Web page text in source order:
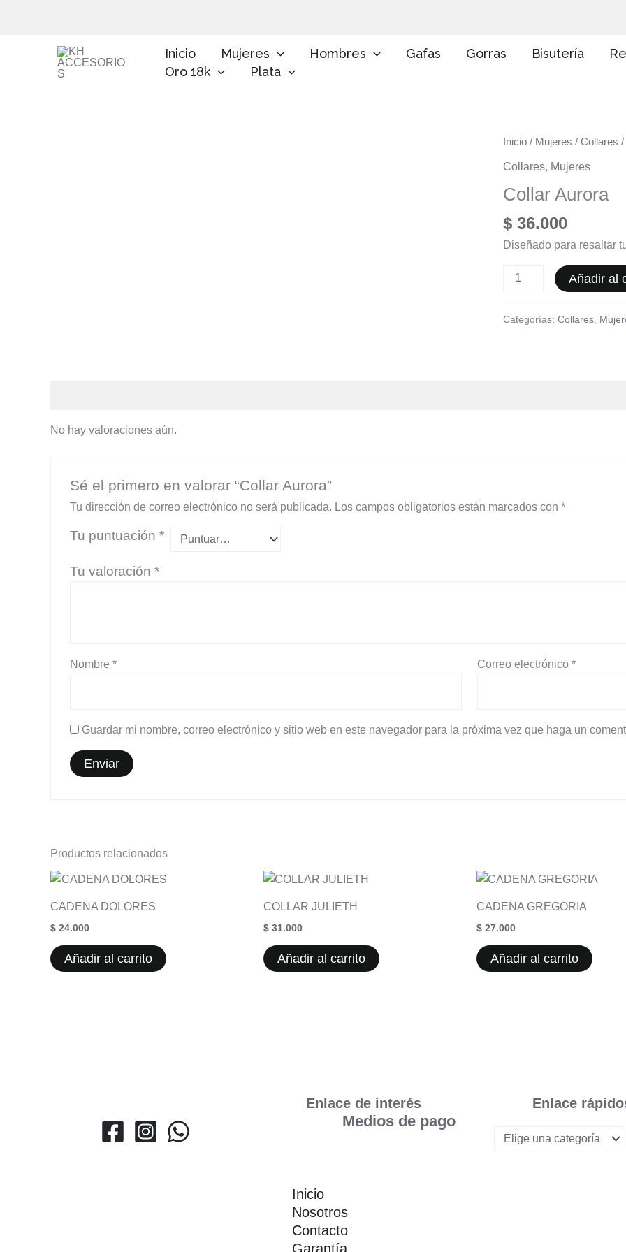
Inicio Mujeres Hombres Gafas Gorras Bisutería
Oro 18k
Plata
Inicio / Mujeres / Collares /
Collares, Mujeres
Collar Aurora
$ 36.000
Diseñado para resaltar
Collar
Añadir al
Categorías: Collares
No hay valoraciones aún.
Sé el primero en valorar “Collar Aurora”
Tu dirección de correo electrónico no será publicada. Los campos obligatorios están marcados con *
Tu puntuación *
Tu valoración *
Nombre * Correo electrónico*
Guardar mi nombre, correo electrónico y sitio web en este navegador para la próxima vez que haga un
Productos relacionados
CADENA DOLORES
$ 24.000
Añadir al carrito
COLLAR JULIETH
$ 31.000
Añadir al carrito
CADENA GREGORIA
$ 27.000
Añadir al carrito
Enlace de interés
Medios de pago
Inicio
Nosotros
Contacto
Garantía
Enlace
g
e